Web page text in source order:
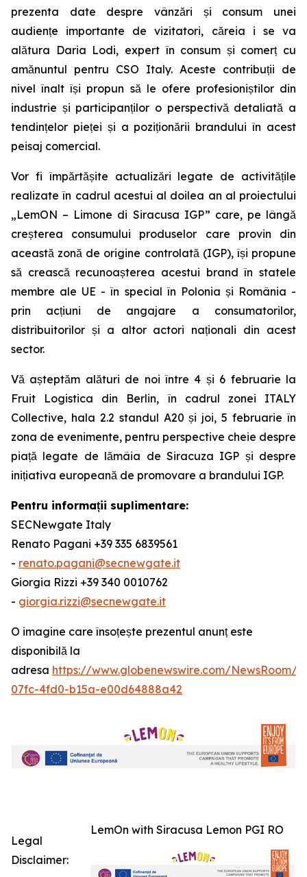
prezenta date despre vânzări și consum unei
audiențe importante de vizitatori, căreia i se va
alătura Daria Lodi, expert în consum și comerț cu
amănuntul pentru CSO Italy. Aceste contribuții de
nivel înalt își propun să le ofere profesioniștilor din
industrie și participanților o perspectivă detaliată a
tendințelor pieței și a poziționării brandului în acest
peisaj comercial.
Vor fi împărtășite actualizări legate de activitățile
realizate în cadrul acestui al doilea an al proiectului
„LemON – Limone di Siracusa IGP” care, pe lângă
creșterea consumului produselor care provin din
această zonă de origine controlată (IGP), își propune
să crească recunoașterea acestui brand în statele
membre ale UE - în special în Polonia și România -
prin acțiuni de angajare a consumatorilor,
distribuitorilor și a altor actori naționali din acest
sector.
Vă așteptăm alături de noi între 4 și 6 februarie la
Fruit Logistica din Berlin, în cadrul zonei ITALY
Collective, hala 2.2 standul A20 și joi, 5 februarie în
zona de evenimente, pentru perspective cheie despre
piață legate de lămâia de Siracuza IGP și despre
inițiativa europeană de promovare a brandului IGP.
Pentru informații suplimentare:
SECNewgate Italy
Renato Pagani +39 335 6839561
- renato.pagani@secnewgate.it
Giorgia Rizzi +39 340 0010762
- giorgia.rizzi@secnewgate.it
O imagine care însoțește prezentul anunț este
disponibilă la
adresa https://www.globenewswire.com/NewsRoom/
07fc-4fd0-b15a-e00d64888a42
LemOn with Siracusa Lemon PGI RO
Legal
Disclaimer: